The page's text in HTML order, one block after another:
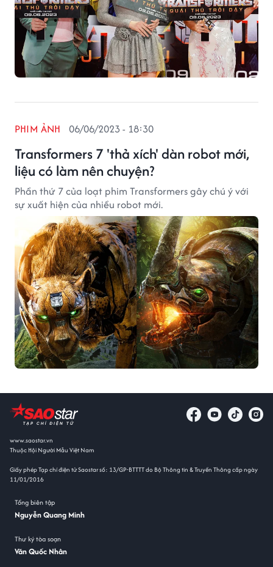
Transformers 7 'thả xích' dàn robot mới,
liệu có làm nên chuyện?
PHIM ẢNH 06/06/2023 - 18:30
Phần thứ 7 của loạt phim Transformers gây chú ý với
sự xuất hiện của nhiều robot mới.
www.saostar.vn
Thuộc Hội Người Mẫu Việt Nam
Giấy phép Tạp chí điện tử Saostar số: 13/GP-BTTTT do Bộ Thông tin & Truyền Thông cấp ngày
11/01/2016
Tổng biên tập
Nguyễn Quang Minh
Thư ký tòa soạn
Văn Quốc Nhân